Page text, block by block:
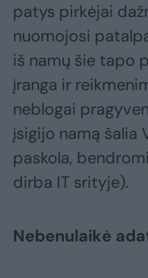
patys pirkėjai
nuomojosi
iš namų šie tapo
įranga ir
neblogai
įsigijo namą šalia
paskola,
dirba IT srityje).
Nebenulaikė